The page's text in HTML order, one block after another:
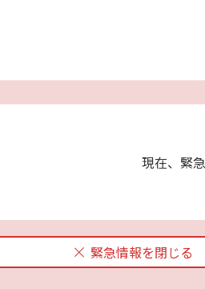
現在、緊
緊急情報を閉じる